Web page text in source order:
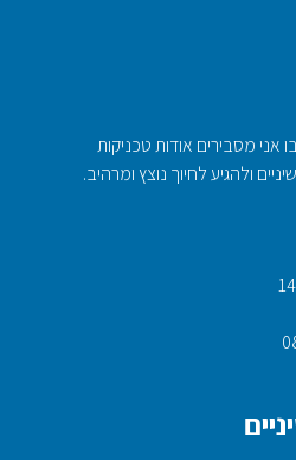
בו אני מסבירים אודות טכניקות
ולהגיע לחיוך נוצץ ומרהיב.